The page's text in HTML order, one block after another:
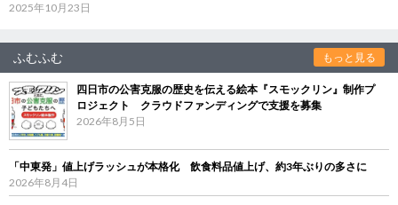
2025年10月23日
ふむふむ もっと見る
四日市の公害克服の歴史を伝える絵本『スモックリン』制作プ
ロジェクト クラウドファンディングで支援を募集
2026年8月5日
「中東発」値上げラッシュが本格化 飲食料品値上げ、約3年ぶりの多さに
2026年8月4日